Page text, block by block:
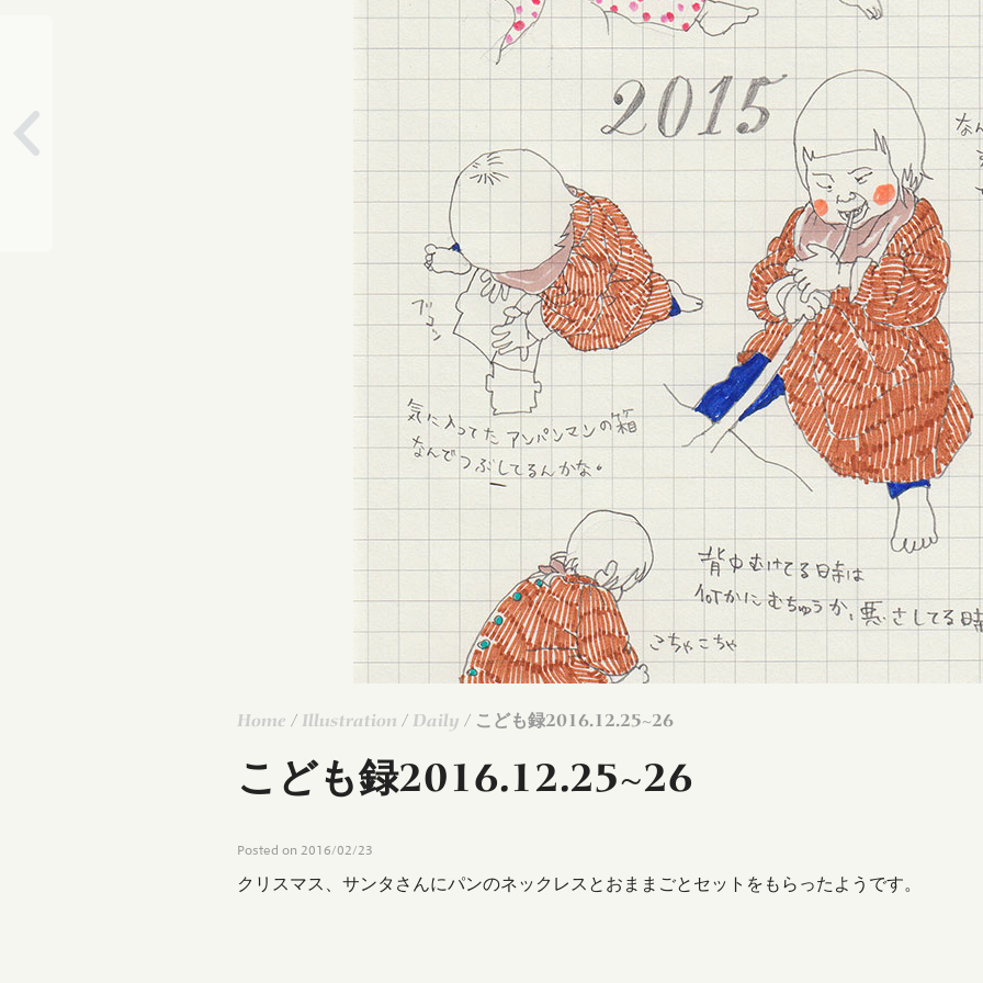
Home / Illustration / Daily / こども録2016.12.25~26
こども録2016.12.25~26
Posted on 2016/02/23
クリスマス、サンタさんにパンのネックレスとおままごとセットをもらったようです。